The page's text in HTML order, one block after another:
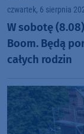
czwartek, 6 sierpnia
W sobotę
Boom. Będą
całych rodzin